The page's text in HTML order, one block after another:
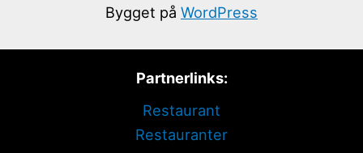
Bygget på WordPress
Partnerlinks:
Restaurant
Restauranter